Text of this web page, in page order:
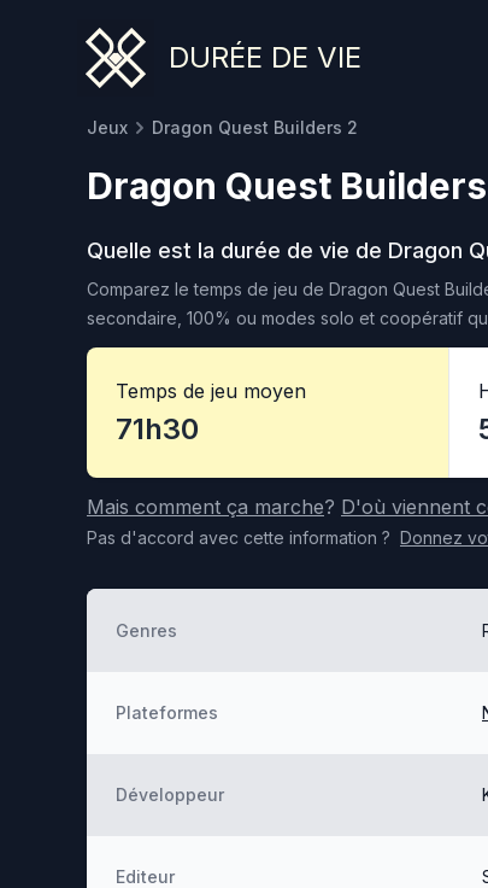
DURÉE DE VIE
Jeux Dragon Quest Builders 2
Dragon Quest
Quelle est la durée de vie de Dragon
Comparez le temps de jeu de Dragon Quest
secondaire, 100% ou modes solo et coopératif
Temps de jeu moyen
71h30
Mais comment ça marche? D'où viennent
Pas d'accord avec cette information ? Donnez
Genres
Plateformes
Développeur
Editeur